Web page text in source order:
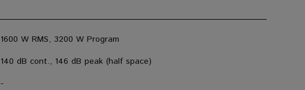
1600 W RMS, 3200 W Program
140 dB cont., 146 dB peak (half space)
-